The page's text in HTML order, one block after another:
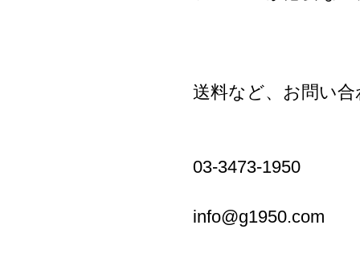
送料など、お問い
03-3473-1950
info@g1950.com